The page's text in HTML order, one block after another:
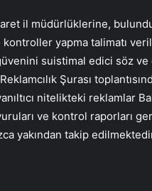
il müdürlüklerine,
yapma talimatı
suistimal edici söz ve
Şurası
nitelikteki reklamlar
ve kontrol raporları
yakından takip